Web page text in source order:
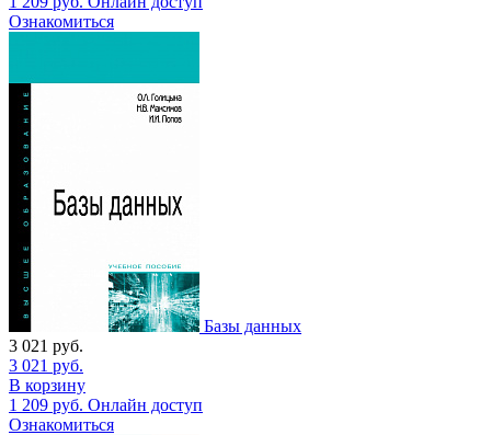
Ознакомиться
Базы данных
3 021 руб.
3 021 руб.
В корзину
1 209 руб. Онлайн доступ
Ознакомиться